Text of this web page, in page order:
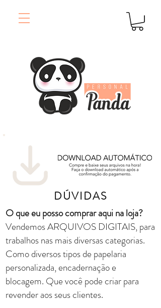
DÚVIDAS
O que eu posso comprar aqui na loja?
Vendemos ARQUIVOS DIGITAIS, para
trabalhos nas mais diversas categorias.
Como diversos tipos de papelaria
personalizada, encadernação e
blocagem. Que você pode criar para
revender aos seus clientes.